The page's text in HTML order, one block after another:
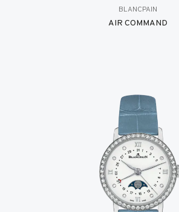
BLANCPAIN
AIR COMMAND